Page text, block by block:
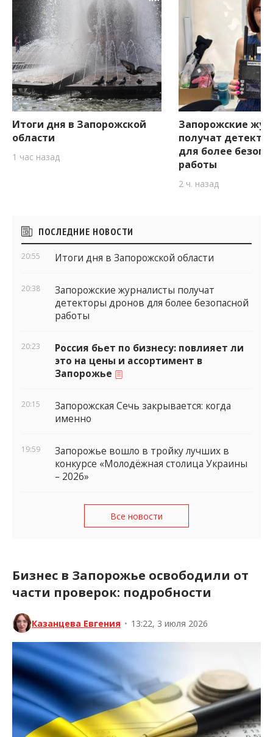
Итоги дня в Запорожской
области
1 час назад
Запорожские
получат
для более
работы
2 ч. назад
Боковые
виджеты
ПОСЛЕДНИЕ НОВОСТИ
20:55 Итоги дня в Запорожской области
20:38
Запорожские журналисты получат
детекторы дронов для более безопасной
работы
20:23
Россия бьет по бизнесу: повлияет ли
это на цены и ассортимент в
Запорожье
20:15
Запорожская Сечь закрывается: когда
именно
19:59
Запорожье вошло в тройку лучших в
конкурсе «Молодёжная столица Украины
– 2026»
Все новости
Бизнес в Запорожье освободили от
части проверок: подробности
Казанцева Евгения • 13:22, 3 июля 2026